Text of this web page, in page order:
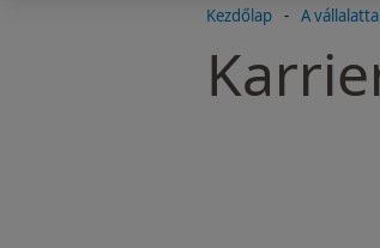
Kezdőlap - A